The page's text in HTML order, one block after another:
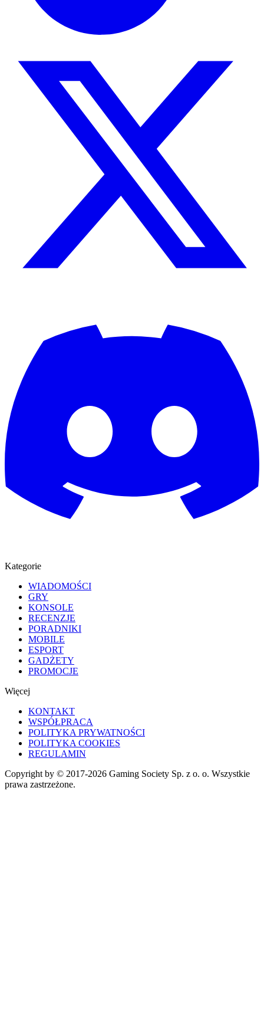
Kategorie
WIADOMOŚCI
GRY
KONSOLE
RECENZJE
PORADNIKI
MOBILE
ESPORT
GADŻETY
PROMOCJE
Więcej
KONTAKT
WSPÓŁPRACA
POLITYKA PRYWATNOŚCI
POLITYKA COOKIES
REGULAMIN
Copyright by © 2017-2026 Gaming Society Sp. z o. o. Wszystkie
prawa zastrzeżone.